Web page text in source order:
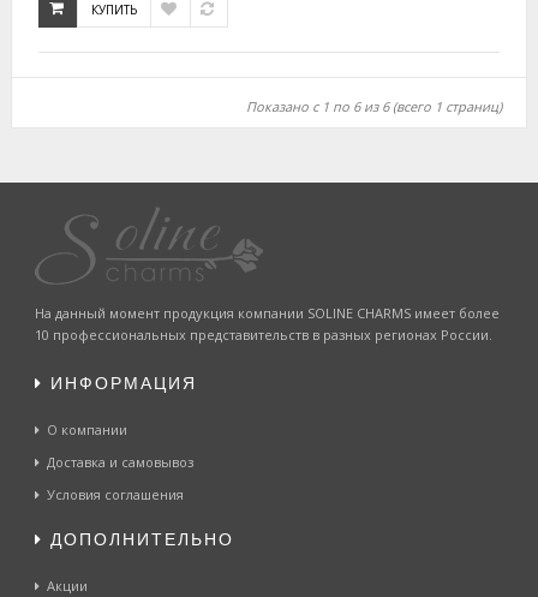
КУПИТЬ
Показано с 1 по 6 из 6 (всего 1 страниц)
На данный момент продукция компании SOLINE CHARMS имеет более
10 профессиональных представительств в разных регионах России.
ИНФОРМАЦИЯ
О компании
Доставка и самовывоз
Условия соглашения
ДОПОЛНИТЕЛЬНО
Акции